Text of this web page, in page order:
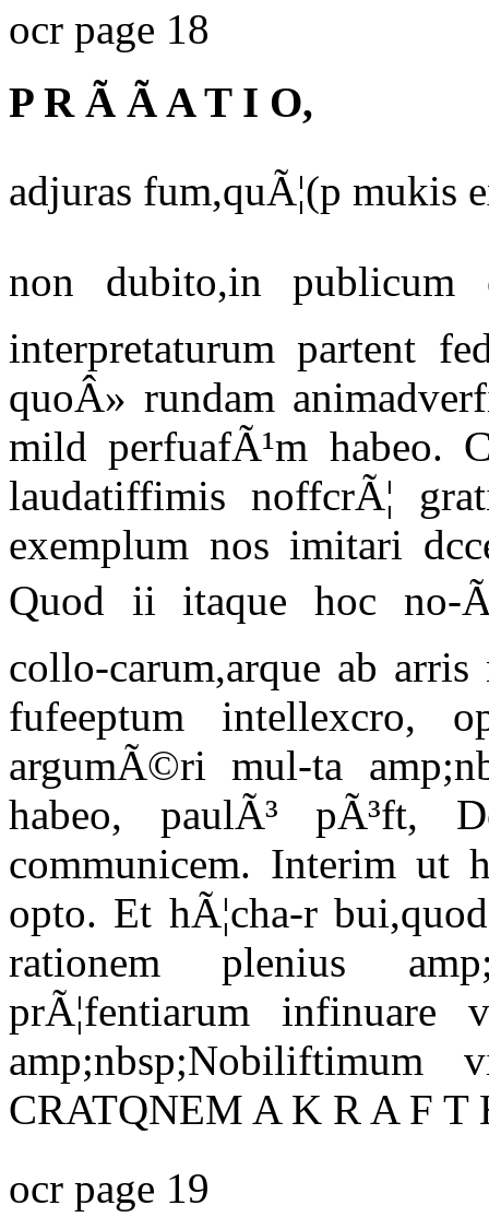
ocr page 18
P R Ã Ã A T I O,
adjuras fum,quÃ¦(p mukis
non dubito,in publicum
interpretaturum partent
quoÂ» rundam
mild perfuafÃ¹m habeo.
laudatiffimis noffcrÃ¦
exemplum nos imitari
Quod ii itaque hoc no-
collo-carum,arque ab
fufeeptum intellexcro,
argumÃ©ri mul-ta
habeo, paulÃ³ pÃ³ft,
communicem. Interim
opto. Et hÃ¦cha-r
rationem plenius
prÃ¦fentiarum
CRATQNEM A K R A F T
ocr page 19